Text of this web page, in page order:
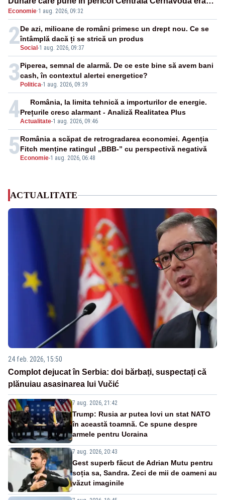
cunoscută de pe vremea lui Ceaușescu
Economie·1 aug. 2026, 09:32
2Social -1 aug. 2026, 09:37
De azi, milioane de români primesc un drept nou. Ce se
întâmplă dacă ți se strică un produs
3 Politica-1 aug. 2026, 09:39
Piperea, semnal de alarmă. De ce este bine să avem bani
cash, în contextul alertei energetice?
4Actualitate-1 aug. 2026, 09:46
România, la limita tehnică a importurilor de energie.
Prețurile cresc alarmant - Analiză Realitatea Plus
5 Economie-1 aug. 2026, 06:48
România a scăpat de retrogradarea economiei. Agenția
Fitch menține ratingul „BBB-” cu perspectivă negativă
ACTUALITATE
24 feb. 2026, 15:50
Complot dejucat în Serbia: doi bărbați, suspectați că
plănuiau asasinarea lui Vučić
7 aug. 2026, 21:42
Trump: Rusia ar putea lovi un stat NATO
în această toamnă. Ce spune despre
armele pentru Ucraina
7 aug. 2026, 20:43
Gest superb făcut de Adrian Mutu pentru
soția sa, Sandra. Zeci de mii de oameni au
văzut imaginile